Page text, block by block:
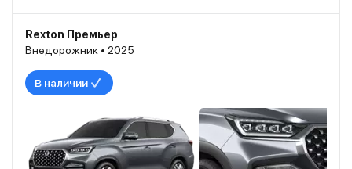
Rexton Премьер
Внедорожник • 2025
В наличии